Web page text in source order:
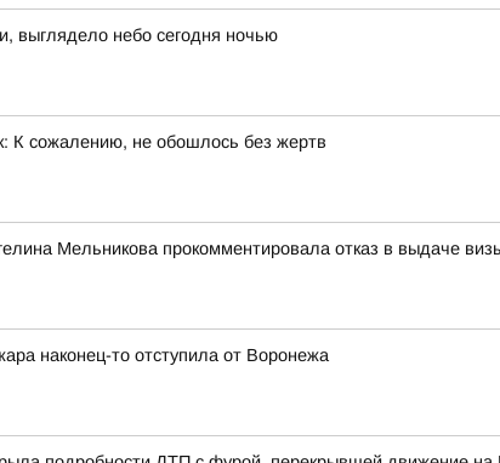
выглядело небо сегодня ночью
К сожалению, не обошлось без жертв
Мельникова прокомментировала отказ в выдаче
наконец-то отступила от Воронежа